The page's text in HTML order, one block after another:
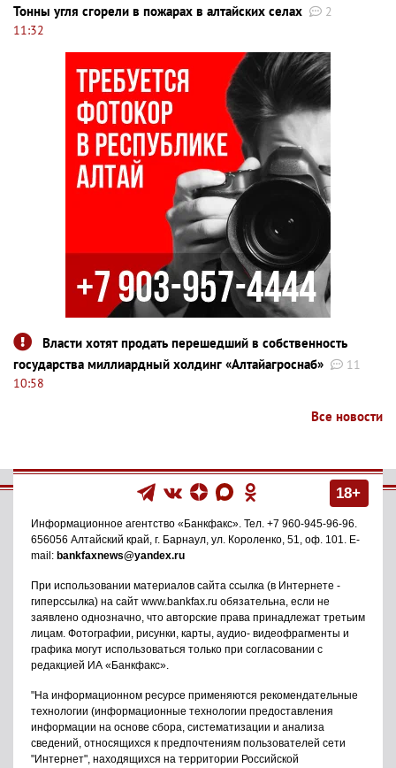
Тонны угля сгорели в пожарах в алтайских селах
2
11:32
Власти хотят продать перешедший в собственность
государства миллиардный холдинг «Алтайагроснаб»
11
10:58
Все новости
18+
Информационное агентство «Банкфакс» . Тел. +7 960-945-96-96
656056 Алтайский край, г. Барнаул ул. Короленко, 51, оф. 101
. E-
mail: bankfaxnews@yandex.ru
При использовании материалов сайта ссылка (в Интернете -
гиперссылка) на сайт www.bankfax.ru обязательна, если не
заявлено однозначно, что авторские права принадлежат третьим
лицам. Фотографии, рисунки, карты, аудио- видеофрагменты и
графика могут использоваться только при согласовании с
редакцией ИА «Банкфакс».
"На информационном ресурсе применяются рекомендательные
технологии (информационные технологии предоставления
информации на основе сбора, систематизации и анализа
сведений, относящихся к предпочтениям пользователей сети
"Интернет", находящихся на территории Российской